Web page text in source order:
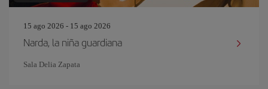
15 ago 2026 - 15 ago 2026
Narda, la niña guardiana
Sala Delia Zapata